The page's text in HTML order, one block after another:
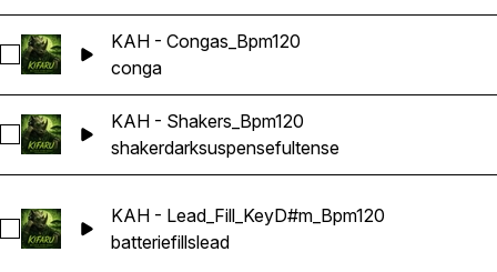
Sélectionnez KAH - Congas_Bpm120
KAH - Congas_Bpm120
conga
Sélectionnez KAH - Shakers_Bpm120
KAH - Shakers_Bpm120
shakerdarksuspensefultense
Sélectionnez KAH - Lead_Fill_KeyD#m_Bpm120
KAH - Lead_Fill_KeyD#m_Bpm120
batteriefillslead